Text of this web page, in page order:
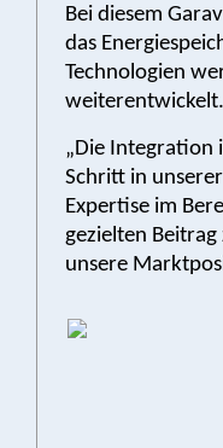
Bei diesem
das
Technologien
weiterentwickelt.
„Die Integration
Schritt in
Expertise im
gezielten
unsere